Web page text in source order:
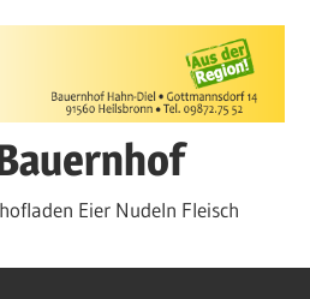
Eier Nudeln Fleisch